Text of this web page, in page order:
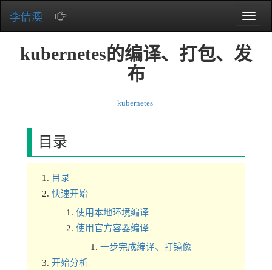
Toggle
李佶澳
kubernetes的编译、打包、发
布
kubernetes
目录
目录
快速开始
使用本地环境编译
使用官方容器编译
一步完成编译、打镜像
开始分析